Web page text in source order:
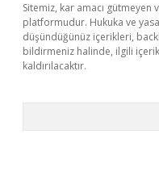
Sitemiz, kar amacı
platformudur. Hukuka ve
düşündüğünüz içerikleri,
bildirmeniz halinde, ilgili
kaldırılacaktır.